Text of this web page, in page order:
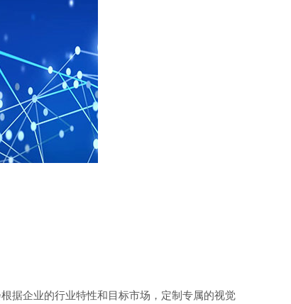
据企业的行业特性和目标市场，定制专属的视觉